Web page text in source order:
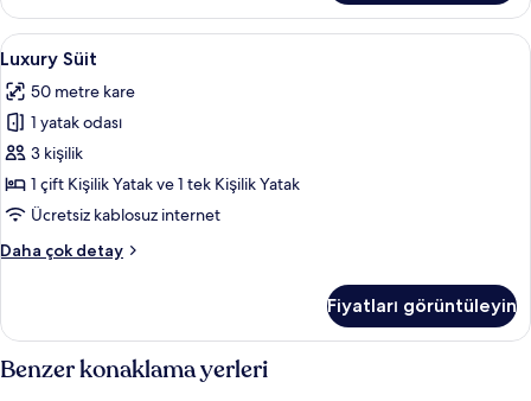
Teras
hakkında
daha
detay
Luxury
Süit
için
tüm
fotoğrafları
görün
Luxury Süit | Kuştüyü yorgan, ücretsiz
4
Luxury Süit
50 metre kare
1 yatak odası
3 kişilik
1 çift Kişilik Yatak ve 1 tek Kişilik Yatak
Ücretsiz kablosuz internet
Daha çok detay
Luxury
fazla
detay
Fiyatları görüntüleyin
Benzer konaklama yerleri